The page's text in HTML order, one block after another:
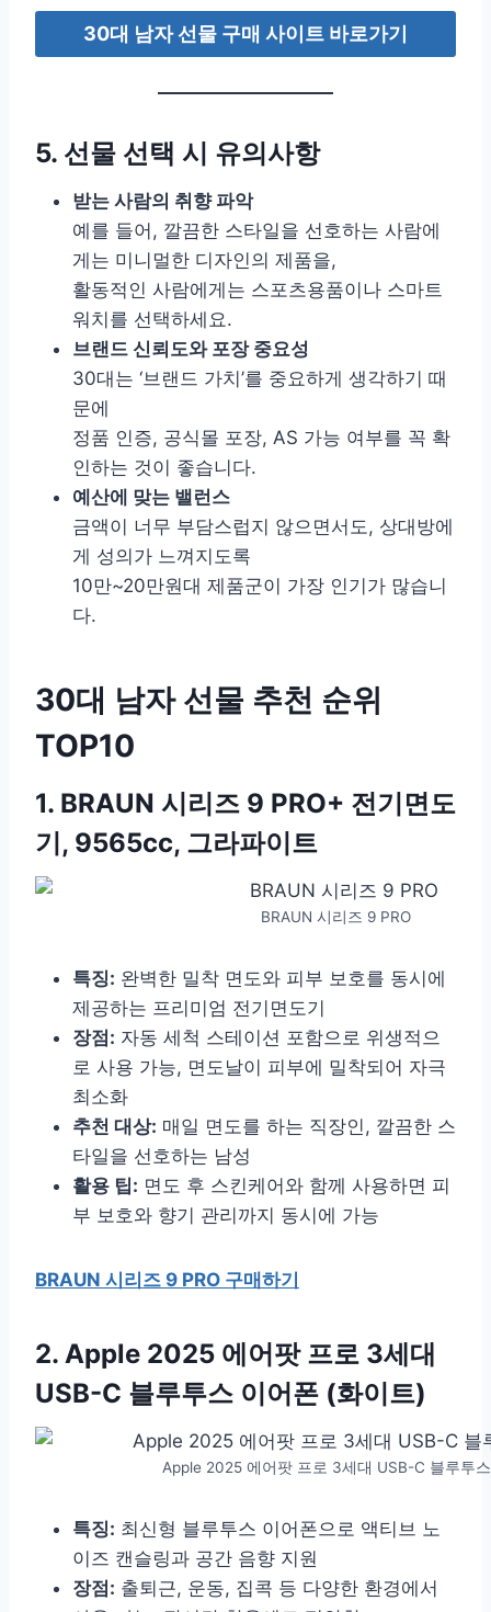
30대 남자 선물 구매 사이트 바로가기
5. 선물 선택 시 유의사항
받는 사람의 취향 파악
예를 들어, 깔끔한 스타일을 선호하는 사람에
게는 미니멀한 디자인의 제품을,
활동적인 사람에게는 스포츠용품이나 스마트
워치를 선택하세요.
브랜드 신뢰도와 포장 중요성
30대는 ‘브랜드 가치’를 중요하게 생각하기 때
문에
정품 인증, 공식몰 포장, AS 가능 여부를 꼭 확
인하는 것이 좋습니다.
예산에 맞는 밸런스
금액이 너무 부담스럽지 않으면서도, 상대방에
게 성의가 느껴지도록
10만~20만원대 제품군이 가장 인기가 많습니
다.
30대 남자 선물 추천 순위
TOP10
1. BRAUN 시리즈 9 PRO+ 전기면도
기, 9565cc, 그라파이트
BRAUN 시리즈 9 PRO
특징: 완벽한 밀착 면도와 피부 보호를 동시에
제공하는 프리미엄 전기면도기
장점: 자동 세척 스테이션 포함으로 위생적으
로 사용 가능, 면도날이 피부에 밀착되어 자극
최소화
추천 대상: 매일 면도를 하는 직장인, 깔끔한 스
타일을 선호하는 남성
활용 팁: 면도 후 스킨케어와 함께 사용하면 피
부 보호와 향기 관리까지 동시에 가능
BRAUN 시리즈 9 PRO 구매하기
2. Apple 2025 에어팟 프로 3세대
USB-C 블루투스 이어폰 (화이트)
Apple 2025 에어팟 프로 3세대 USB-C 블루투스
특징: 최신형 블루투스 이어폰으로 액티브 노
이즈 캔슬링과 공간 음향 지원
장점: 출퇴근, 운동, 집콕 등 다양한 환경에서